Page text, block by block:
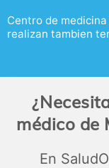
Centro de
realizan tambien
médico de
En